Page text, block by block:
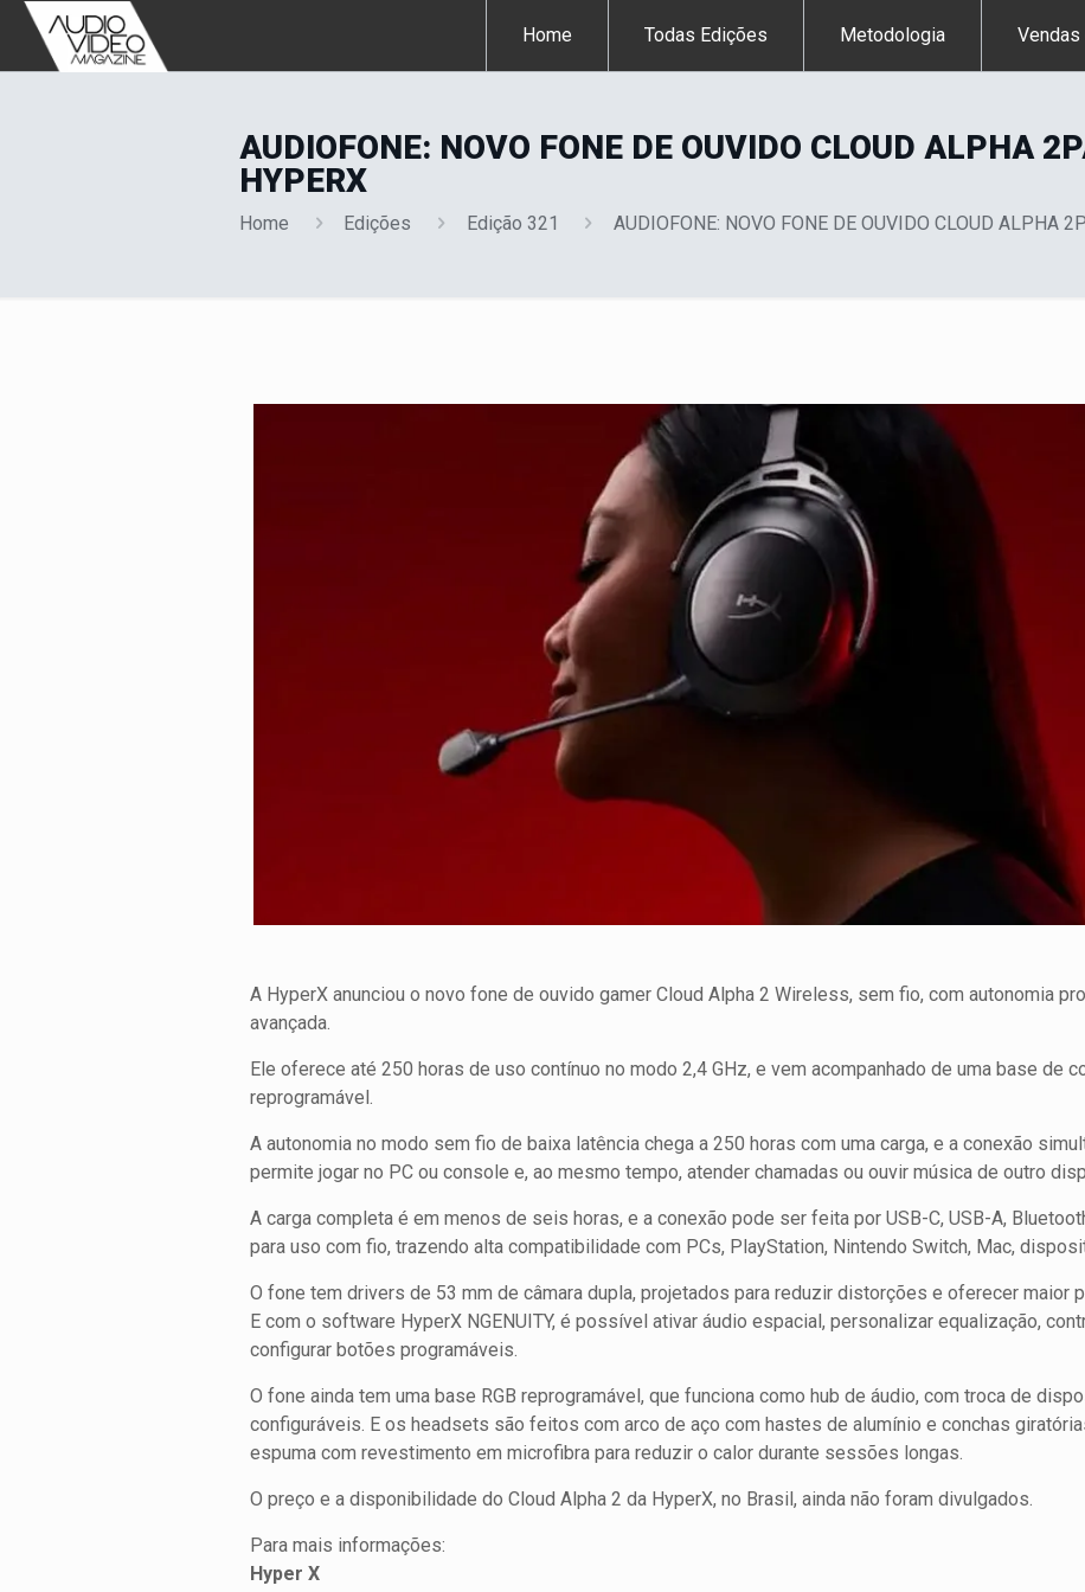
Home Todas Edições Metodologia Vendas
AUDIOFONE: NOVO FONE DE OUVIDO CLOUD ALPHA
HYPERX
Home Edições Edição 321 AUDIOFONE: NOVO FONE DE OUVIDO CLOUD ALPHA
A HyperX anunciou o novo fone de ouvido gamer Cloud Alpha 2 Wireless, sem fio, com autonomia
avançada.
Ele oferece até 250 horas de uso contínuo no modo 2,4 GHz, e vem acompanhado de uma base de
reprogramável.
A autonomia no modo sem fio de baixa latência chega a 250 horas com uma carga, e a conexão
permite jogar no PC ou console e, ao mesmo tempo, atender chamadas ou ouvir música de outro
A carga completa é em menos de seis horas, e a conexão pode ser feita por USB-C, USB-A,
para uso com fio, trazendo alta compatibilidade com PCs, PlayStation, Nintendo Switch, Mac,
O fone tem drivers de 53 mm de câmara dupla, projetados para reduzir distorções e oferecer maior
E com o software HyperX NGENUITY, é possível ativar áudio espacial, personalizar equalização,
configurar botões programáveis.
O fone ainda tem uma base RGB reprogramável, que funciona como hub de áudio, com troca de
configuráveis. E os headsets são feitos com arco de aço com hastes de alumínio e conchas
espuma com revestimento em microfibra para reduzir o calor durante sessões longas.
O preço e a disponibilidade do Cloud Alpha 2 da HyperX, no Brasil, ainda não foram divulgados.
Para mais informações:
Hyper X